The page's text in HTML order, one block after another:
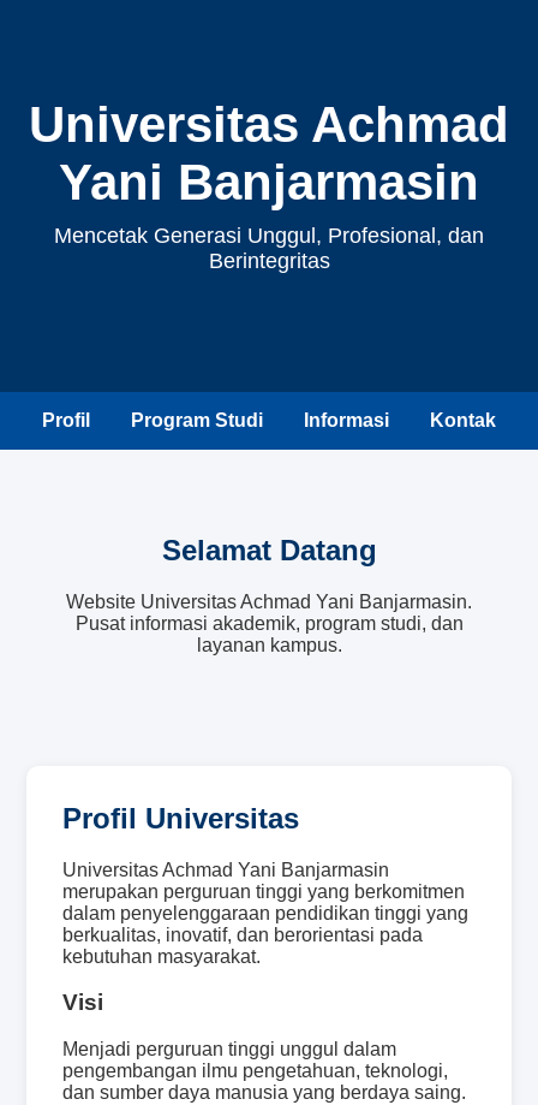
Universitas Achmad
Yani Banjarmasin
Mencetak Generasi Unggul, Profesional, dan
Berintegritas
Profil Program Studi Informasi Kontak
Selamat Datang
Website Universitas Achmad Yani Banjarmasin.
Pusat informasi akademik, program studi, dan
layanan kampus.
Profil Universitas
Universitas Achmad Yani Banjarmasin
merupakan perguruan tinggi yang berkomitmen
dalam penyelenggaraan pendidikan tinggi yang
berkualitas, inovatif, dan berorientasi pada
kebutuhan masyarakat.
Visi
Menjadi perguruan tinggi unggul dalam
pengembangan ilmu pengetahuan, teknologi,
dan sumber daya manusia yang berdaya saing.